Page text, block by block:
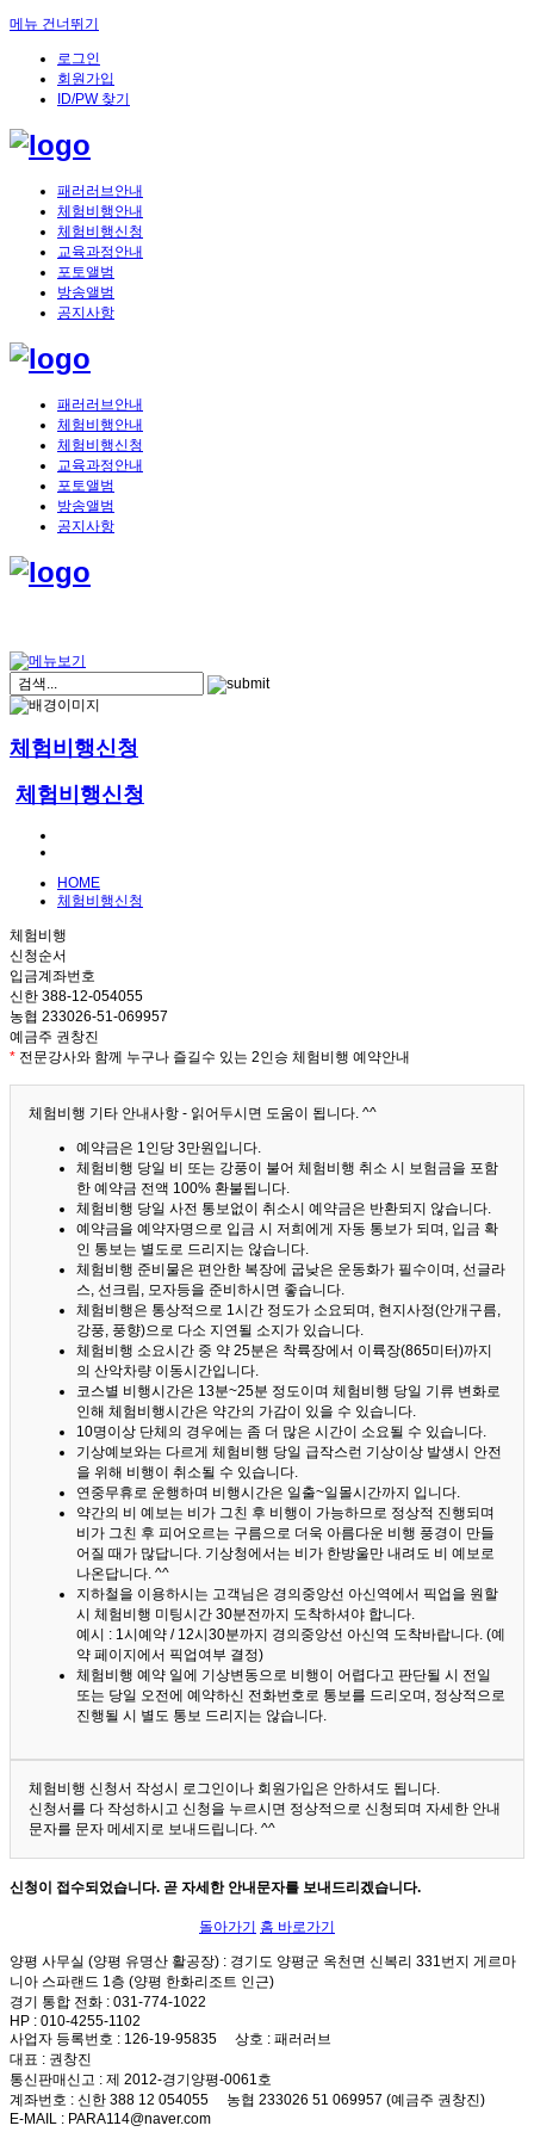
메뉴 건너뛰기
로그인
회원가입
ID/PW 찾기
패러러브안내
체험비행안내
체험비행신청
교육과정안내
포토앨범
방송앨범
공지사항
패러러브안내
체험비행안내
체험비행신청
교육과정안내
포토앨범
방송앨범
공지사항
체험비행신청
체험비행신청
HOME
체험비행신청
체험비행
신청순서
입금계좌번호
신한 388-12-054055
농협 233026-51-069957
예금주 권창진
* 전문강사와 함께 누구나 즐길수 있는 2인승 체험비행 예약안내
체험비행 기타 안내사항 - 읽어두시면 도움이 됩니다. ^^
예약금은 1인당 3만원입니다.
체험비행 당일 비 또는 강풍이 불어 체험비행 취소 시 보험금을 포함
한 예약금 전액 100% 환불됩니다.
체험비행 당일 사전 통보없이 취소시 예약금은 반환되지 않습니다.
예약금을 예약자명으로 입금 시 저희에게 자동 통보가 되며, 입금 확
인 통보는 별도로 드리지는 않습니다.
체험비행 준비물은 편안한 복장에 굽낮은 운동화가 필수이며, 선글라
스, 선크림, 모자등을 준비하시면 좋습니다.
체험비행은 통상적으로 1시간 정도가 소요되며, 현지사정(안개구름,
강풍, 풍향)으로 다소 지연될 소지가 있습니다.
체험비행 소요시간 중 약 25분은 착륙장에서 이륙장(865미터)까지
의 산악차량 이동시간입니다.
코스별 비행시간은 13분~25분 정도이며 체험비행 당일 기류 변화로
인해 체험비행시간은 약간의 가감이 있을 수 있습니다.
10명이상 단체의 경우에는 좀 더 많은 시간이 소요될 수 있습니다.
기상예보와는 다르게 체험비행 당일 급작스런 기상이상 발생시 안전
을 위해 비행이 취소될 수 있습니다.
연중무휴로 운행하며 비행시간은 일출~일몰시간까지 입니다.
약간의 비 예보는 비가 그친 후 비행이 가능하므로 정상적 진행되며
비가 그친 후 피어오르는 구름으로 더욱 아름다운 비행 풍경이 만들
어질 때가 많답니다. 기상청에서는 비가 한방울만 내려도 비 예보로
나온답니다. ^^
지하철을 이용하시는 고객님은 경의중앙선 아신역에서 픽업을 원할
시 체험비행 미팅시간 30분전까지 도착하셔야 합니다.
예시 : 1시예약 / 12시30분까지 경의중앙선 아신역 도착바랍니다. (예
약 페이지에서 픽업여부 결정)
체험비행 예약 일에 기상변동으로 비행이 어렵다고 판단될 시 전일
또는 당일 오전에 예약하신 전화번호로 통보를 드리오며, 정상적으로
진행될 시 별도 통보 드리지는 않습니다.
체험비행 신청서 작성시 로그인이나 회원가입은 안하셔도 됩니다.
신청서를 다 작성하시고 신청을 누르시면 정상적으로 신청되며 자세한 안내
문자를 문자 메세지로 보내드립니다. ^^
신청이 접수되었습니다. 곧 자세한 안내문자를 보내드리겠습니다.
돌아가기 홈 바로가기
양평 사무실 (양평 유명산 활공장) : 경기도 양평군 옥천면 신복리 331번지 게르마
니아 스파랜드 1층 (양평 한화리조트 인근)
경기 통합 전화 : 031-774-1022
HP : 010-4255-1102
사업자 등록번호 : 126-19-95835 상호 : 패러러브
대표 : 권창진
통신판매신고 : 제 2012-경기양평-0061호
계좌번호 : 신한 388 12 054055 농협 233026 51 069957 (예금주 권창진)
E-MAIL : PARA114@naver.com